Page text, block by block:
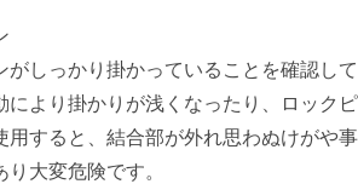
がしっかり掛かっていることを確認して
により掛かりが浅くなったり、ロックピ
用すると、結合部が外れ思わぬけがや事
大変危険です。